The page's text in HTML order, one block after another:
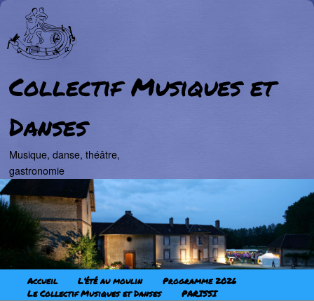
Collectif Musiques et
Danses
Musique, danse, théâtre,
gastronomie
Menu principalAller au contenu principal
Aller au contenu secondaire
Accueil L’été au moulin
Programme 2026
Le Collectif Musiques et Danses
PARISSI